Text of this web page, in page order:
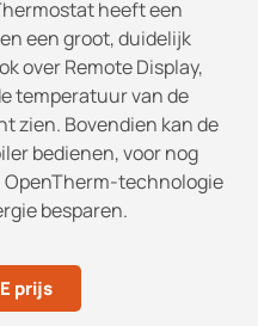
heeft een
een groot, duidelijk
over Remote Display,
temperatuur van de
zien. Bovendien kan de
bedienen, voor nog
technologie
besparen.
prijs